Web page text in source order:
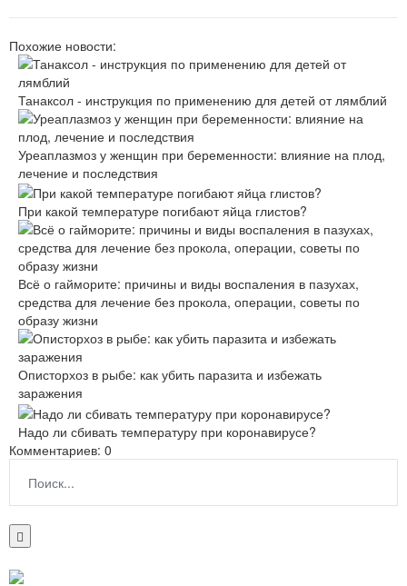
Похожие новости:
Танаксол - инструкция по применению для детей от лямблий
Уреаплазмоз у женщин при беременности: влияние на плод,
лечение и последствия
При какой температуре погибают яйца глистов?
Всё о гайморите: причины и виды воспаления в пазухах,
средства для лечение без прокола, операции, советы по
образу жизни
Описторхоз в рыбе: как убить паразита и избежать
заражения
Надо ли сбивать температуру при коронавирусе?
Комментариев: 0